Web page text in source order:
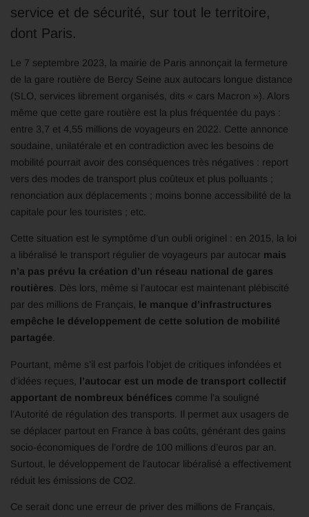
service et de sécurité, sur tout le territoire,
dont Paris.
Le 7 septembre 2023, la mairie de Paris annonçait la fermeture
de la gare routière de Bercy Seine aux autocars longue distance
(SLO, services librement organisés, dits « cars Macron »). Alors
même que cette gare routière est la plus fréquentée du pays :
entre 3,7 et 4,55 millions de voyageurs en 2022 . Cette annonce
soudaine, unilatérale et en contradiction avec les besoins de
mobilité pourrait avoir des conséquences très négatives : report
vers des modes de transport plus coûteux et plus polluants ;
renonciation aux déplacements ; moins bonne accessibilité de la
capitale pour les touristes ; etc.
Cette situation est le symptôme d’un oubli originel : en 2015, la loi
a libéralisé le transport régulier de voyageurs par autocar mais
n’a pas prévu la création d’un réseau national de gares
routières. Dès lors, même si l’autocar est maintenant plébiscité
par des millions de Français,
le manque d’infrastructures
empêche le développement de cette solution de mobilité
partagée.
Pourtant, même s’il est parfois l’objet de critiques infondées et
d’idées reçues,
l’autocar est un mode de transport collectif
apportant de nombreux bénéfices comme l’a souligné
l’Autorité de régulation des transports. Il permet aux usagers de
se déplacer partout en France à bas coûts, générant des gains
socio-économiques de l’ordre de 100 millions d’euros par an.
Surtout, le développement de l’autocar libéralisé a effectivement
réduit les émissions de CO2
Ce serait donc une erreur de priver des millions de Français,